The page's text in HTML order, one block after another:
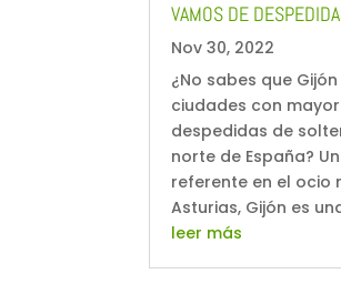
VAMOS DE
Nov 30, 2022
¿No sabes que
ciudades con
despedidas de
norte de España?
referente en el ocio
Asturias, Gijón es
leer más